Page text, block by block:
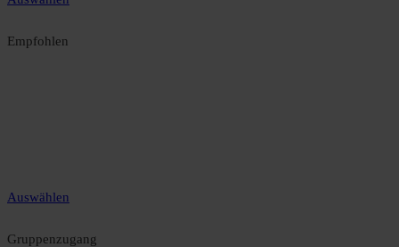
Empfohlen
Auswählen
Gruppenzugang